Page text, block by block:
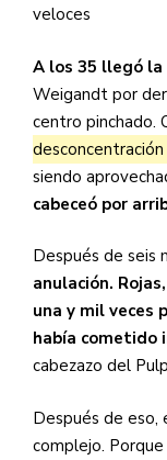
veloces
A los 35 llegó la
Weigandt por
centro pinchado.
siendo
cabeceó por
Después de seis
anulación.
una y mil veces
había cometido
cabezazo del
Después de eso,
complejo.